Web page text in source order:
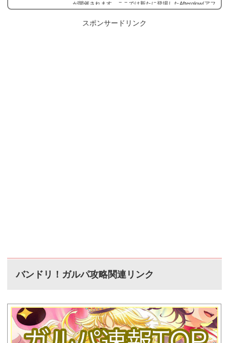
が開催されます。ここでは新たに登場したAfterglow(アフ
eWAVE］の画像と特技と評価のまとめです。宇田川巴 星
スポンサードリンク
バンドリ！ガルパ攻略関連リンク